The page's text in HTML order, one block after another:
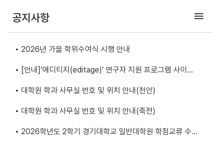
공지사항 menu
2026년 가을 학위수여식 시행 안내
[안내]'에디티지(editage)' 연구자 지원 프로그램 사이트
대학원 학과 사무실 번호 및 위치 안내(천안)
대학원 학과 사무실 번호 및 위치 안내(죽전)
2026학년도 2학기 경기대학교 일반대학원 학점교류 수강